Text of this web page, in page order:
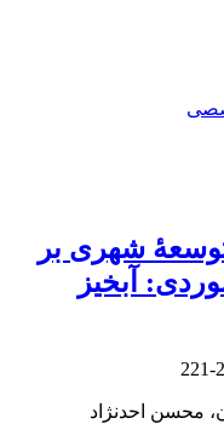
توسعۀ شهری بر
آبخیز
محسن احدنژاد